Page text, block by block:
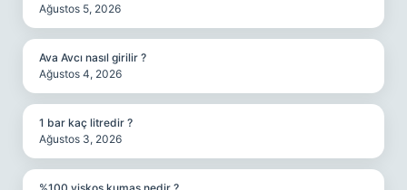
Ağustos 5, 2026
Ava Avcı nasıl girilir ?
Ağustos 4, 2026
1 bar kaç litredir ?
Ağustos 3, 2026